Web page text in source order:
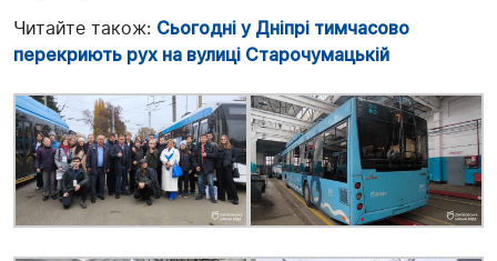
Читайте також: Сьогодні у Дніпрі тимчасово
перекриють рух на вулиці Старочумацькій